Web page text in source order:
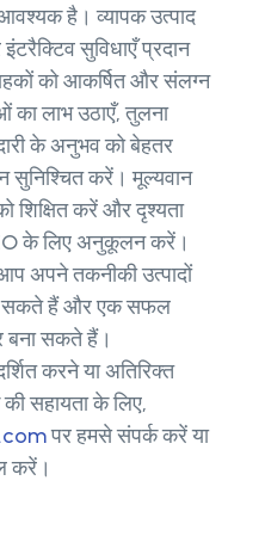
है। व्यापक उत्पाद
सुविधाएँ प्रदान
को आकर्षित और संलग्न
का लाभ उठाएँ, तुलना
के अनुभव को बेहतर
सुनिश्चित करें। मूल्यवान
शिक्षित करें और दृश्यता
के लिए अनुकूलन करें।
अपने तकनीकी उत्पादों
सकते हैं और एक सफल
बना सकते हैं।
करने या अतिरिक्त
सहायता के लिए,
पर हमसे संपर्क करें या
करें।